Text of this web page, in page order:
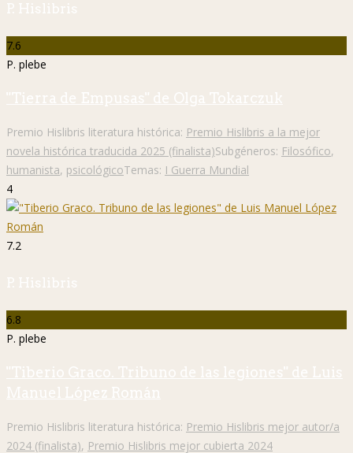
P. Hislibris
7.6
P. plebe
"Tierra de Empusas" de Olga Tokarczuk
Premio Hislibris literatura histórica: Premio Hislibris a la mejor
novela histórica traducida 2025 (finalista)Subgéneros: Filosófico,
humanista, psicológicoTemas: I Guerra Mundial
4
7.2
P. Hislibris
6.8
P. plebe
"Tiberio Graco. Tribuno de las legiones" de Luis
Manuel López Román
Premio Hislibris literatura histórica: Premio Hislibris mejor autor/a
2024 (finalista), Premio Hislibris mejor cubierta 2024